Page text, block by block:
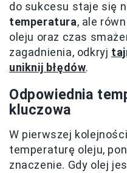
do sukcesu staje się
temperatura, ale
oleju oraz czas
zagadnienia, odkryj
uniknij błędów.
Odpowiednia
kluczowa
W pierwszej
temperaturę oleju,
znaczenie. Gdy olej